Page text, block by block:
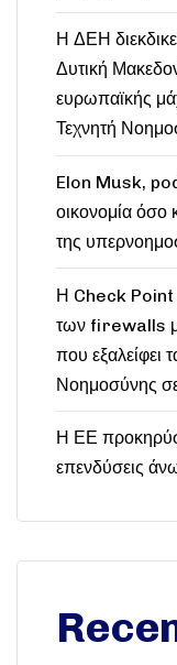
Η ΔΕΗ
Δυτική
ευρωπαϊκής
Τεχνητή
Elon Musk,
οικονομία όσο
της
Η Check Point
των firewalls
που εξαλείφει
Νοημοσύνης
Η ΕΕ
επενδύσεις